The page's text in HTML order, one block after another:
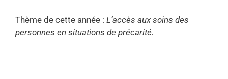
Thème de cette année : L’accès aux soins des
personnes en situations de précarité.